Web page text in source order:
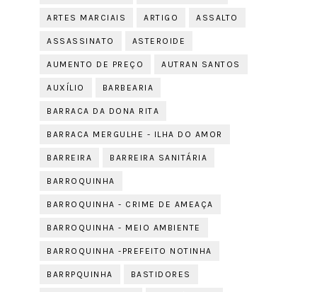
ARTES MARCIAIS ARTIGO ASSALTO
ASSASSINATO ASTEROIDE
AUMENTO DE PREÇO AUTRAN SANTOS
AUXÍLIO BARBEARIA
BARRACA DA DONA RITA
BARRACA MERGULHE - ILHA DO AMOR
BARREIRA BARREIRA SANITÁRIA
BARROQUINHA
BARROQUINHA - CRIME DE AMEAÇA
BARROQUINHA - MEIO AMBIENTE
BARROQUINHA -PREFEITO NOTINHA
BARRPQUINHA BASTIDORES